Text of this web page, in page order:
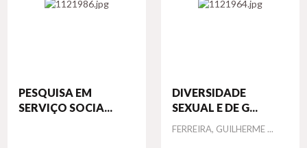
PESQUISA EM
SERVIÇO SOCIA...
DIVERSIDADE
SEXUAL E DE G...
Autor
FERREIRA, GUILHERME ...